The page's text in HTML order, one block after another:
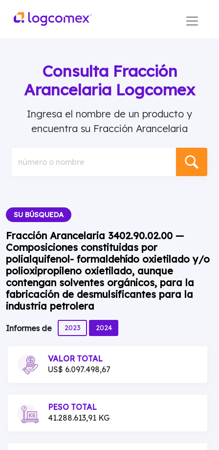
Consulta Fracción
Arancelaria Logcomex
Ingresa el nombre de un producto y
encuentra su Fracción Arancelaria
número o nombre
SU BÚSQUEDA
Fracción Arancelaria 3402.90.02.00 —
Composiciones constituidas por
polialquifenol- formaldehído oxietilado y/o
polioxipropileno oxietilado, aunque
contengan solventes orgánicos, para la
fabricación de desmulsificantes para la
industria petrolera
Informes de 2023 2024
VALOR TOTAL
US$ 6.097.498,67
PESO TOTAL
41.288.613,91 KG